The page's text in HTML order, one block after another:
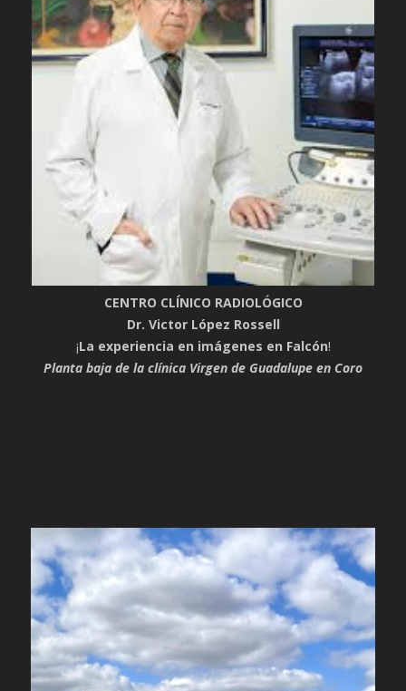
CENTRO CLÍNICO RADIOLÓGICO
Dr. Victor López Rossell
¡La experiencia en imágenes en Falcón!
Planta baja de la clínica Virgen de Guadalupe en Coro